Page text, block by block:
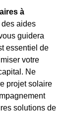
à
aides
guidera
essentiel de
votre
Ne
projet solaire
solutions de